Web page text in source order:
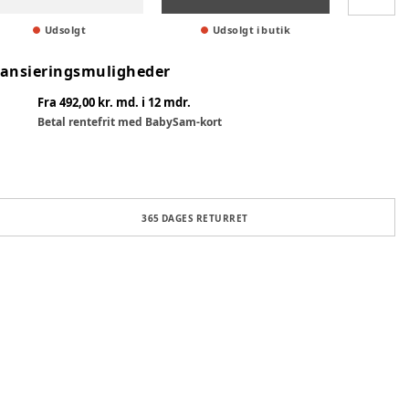
Udsolgt Udsolgt i butik
Fra 492,00 kr. md. i 12 mdr.
Betal rentefrit med BabySam-kort
365 DAGES RETURRET